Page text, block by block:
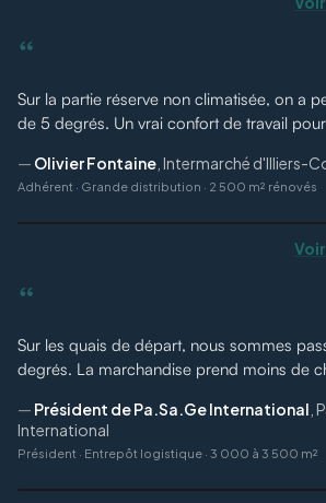
“
Sur la partie réserve non climatisée, on a
de 5 degrés. Un vrai confort de travail
— Olivier Fontaine Intermarché d'Illiers-
Adhérent · Grande distribution · 2 500 m² rénovés
“
Sur les quais de départ, nous sommes
degrés. La marchandise prend moins de
— Président de Pa.Sa.Ge International
International
Président · Entrepôt logistique · 3 000 à 3 500 m²